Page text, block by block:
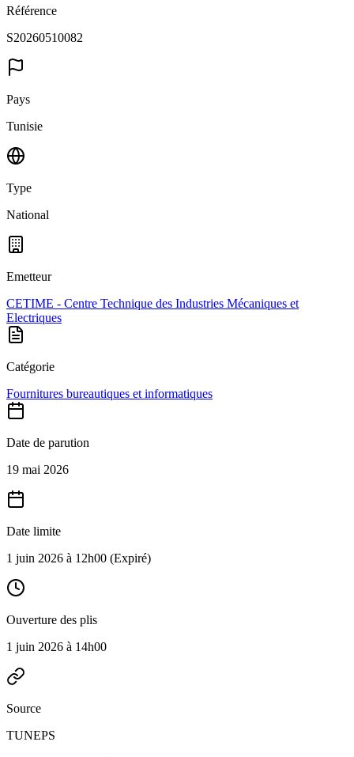
Référence
S20260510082
Pays
Tunisie
Type
National
Emetteur
CETIME - Centre Technique des Industries Mécaniques et
Electriques
Catégorie
Fournitures bureautiques et informatiques
Date de parution
19 mai 2026
Date limite
1 juin 2026 à 12h00 (Expiré)
Ouverture des plis
1 juin 2026 à 14h00
Source
TUNEPS